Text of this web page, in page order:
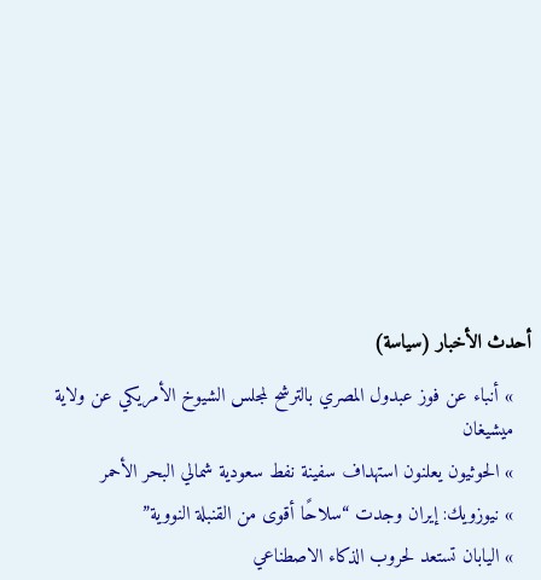
أحدث الأخبار (سياسة)
» أنباء عن فوز عبدول المصري بالترشح لمجلس الشيوخ الأمريكي عن ولاية
ميشيغان
» الحوثيون يعلنون استهداف سفينة نفط سعودية شمالي البحر الأحمر
» نيوزويك: إيران وجدت “سلاحًا أقوى من القنبلة النووية”
» اليابان تستعد لحروب الذكاء الاصطناعي